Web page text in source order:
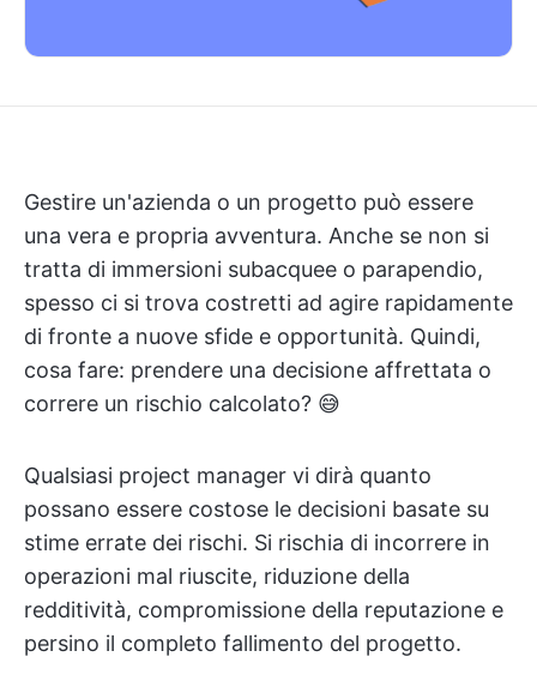
Gestire un'azienda o un progetto può essere
una vera e propria avventura. Anche se non si
tratta di immersioni subacquee o parapendio,
spesso ci si trova costretti ad agire rapidamente
di fronte a nuove sfide e opportunità. Quindi,
cosa fare: prendere una decisione affrettata o
correre un rischio calcolato? 😅
Qualsiasi project manager vi dirà quanto
possano essere costose le decisioni basate su
stime errate dei rischi. Si rischia di incorrere in
operazioni mal riuscite, riduzione della
redditività, compromissione della reputazione e
persino il completo fallimento del progetto.